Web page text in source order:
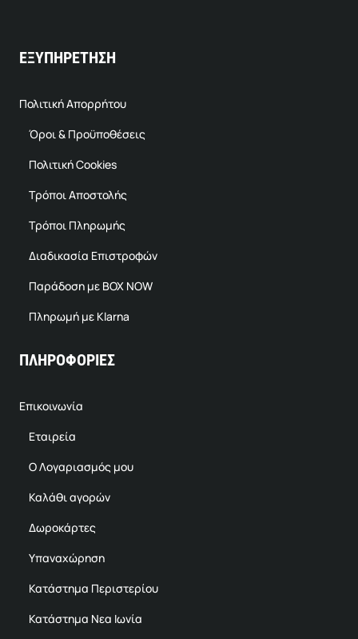
ΕΞΥΠΗΡΕΤΗΣΗ
Πολιτική Απορρήτου
Όροι & Προϋποθέσεις
Πολιτική Cookies
Τρόποι Αποστολής
Τρόποι Πληρωμής
Διαδικασία Επιστροφών
Παράδοση με BOX NOW
Πληρωμή με Klarna
ΠΛΗΡΟΦΟΡΙΕΣ
Επικοινωνία
Εταιρεία
Ο Λογαριασμός μου
Καλάθι αγορών
Δωροκάρτες
Υπαναχώρηση
Κατάστημα Περιστερίου
Κατάστημα Νεα Ιωνία